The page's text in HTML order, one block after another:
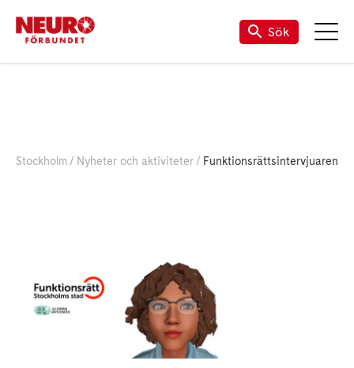
Sök
Stockholm Nyheter och aktiviteter Funktionsrättsintervjuaren